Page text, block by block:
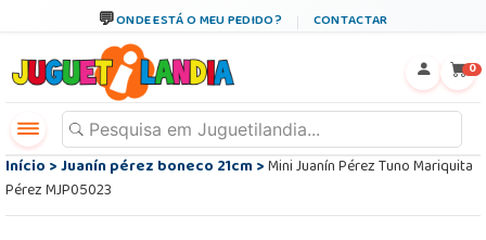
ONDE ESTÁ O MEU PEDIDO? CONTACTAR
0
Início>Juanín pérez boneco 21cm>Mini Juanín Pérez Tuno Mariquita
Pérez MJP05023